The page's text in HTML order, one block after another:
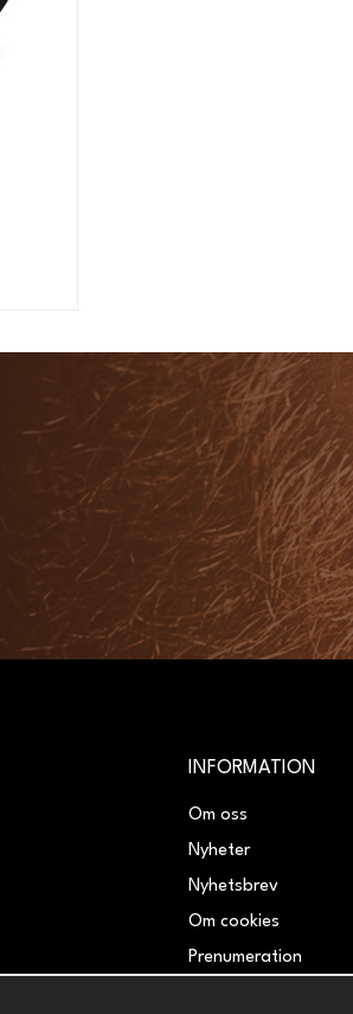
INFORMATION
Om oss
Nyheter
Nyhetsbrev
Om cookies
Prenumeration